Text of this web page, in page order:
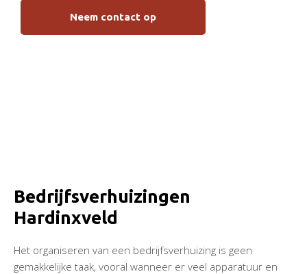
Neem contact op
Bedrijfsverhuizingen
Hardinxveld
Het organiseren van een bedrijfsverhuizing is geen
gemakkelijke taak, vooral wanneer er veel apparatuur en